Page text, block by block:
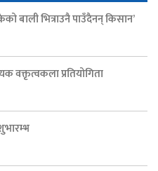
बाली भित्राउनै पाउँदैनन् किसान’
वक्तृत्वकला प्रतियोगिता